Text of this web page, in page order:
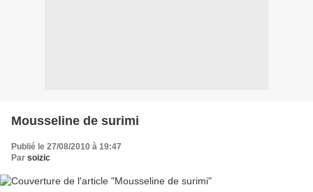
Mousseline de surimi
Publié le 27/08/2010 à 19:47
Par soizic